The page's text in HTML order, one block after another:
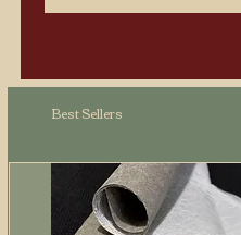
Best Sellers